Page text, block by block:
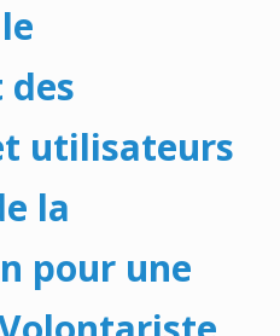
utilisateurs
la
pour une